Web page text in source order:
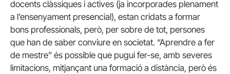
docents clàssiques i actives (ja incorporades plenament
a l’ensenyament presencial), estan cridats a formar
bons professionals, però, per sobre de tot, persones
que han de saber conviure en societat. “Aprendre a fer
de mestre” és possible que pugui fer-se, amb severes
limitacions, mitjançant una formació a distància, però és